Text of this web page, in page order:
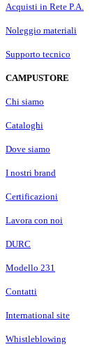
Acquisti in Rete P.A.
Noleggio materiali
Supporto tecnico
CAMPUSTORE
Chi siamo
Cataloghi
Dove siamo
I nostri brand
Certificazioni
Lavora con noi
DURC
Modello 231
Contatti
International site
Whistleblowing